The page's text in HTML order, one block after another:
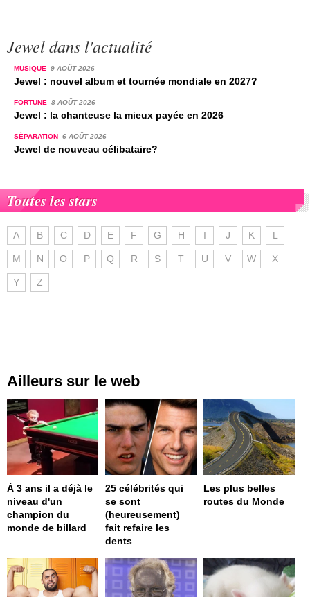
Jewel dans l'actualité
MUSIQUE 9 AOÛT 2026
Jewel : nouvel album et tournée mondiale en 2027?
FORTUNE 8 AOÛT 2026
Jewel : la chanteuse la mieux payée en 2026
SÉPARATION 6 AOÛT 2026
Jewel de nouveau célibataire?
Toutes les stars
A B C D E F G H I J K L
M N O P Q R S T U V W X
Y Z
Ailleurs sur le web
À 3 ans il a déjà le
niveau d'un
champion du
monde de billard
25 célébrités qui
se sont
(heureusement)
fait refaire les
dents
Les plus belles
routes du Monde